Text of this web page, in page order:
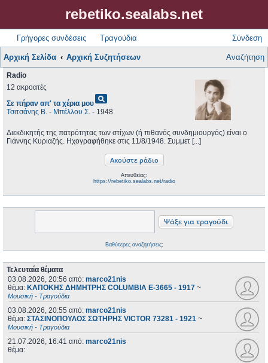
rebetiko.sealabs.net
Γρήγορες συνδέσεις Τραγούδια Σύνδεση
Αρχική Σελίδα Αρχική Συζητήσεων Αναζήτηση
Radio
12 ακροατές
Σε πήραν απ' τα χέρια μουpageview
Τσιτσάνης Β. - Μπέλλου Σ. - 1948
Διεκδικητής της πατρότητας των στίχων (ή πιθανός συνδημιουργός) είναι ο
Γιάννης Κυριαζής. Ηχογραφήθηκε στις 11/8/1948. Συμμετ [...]
Απευθείας:
https://rebetiko.sealabs.net/radio
Βαθύτερες αναζητήσεις;
Τελευταία θέματα
03.08.2026, 20:56 από: marco21nis
θέμα: ΚΑΠΟΚΗΣ ΔΗΜΗΤΡΗΣ COLUMBIA E-3665 - 1917 ~
Μουσική - Τραγούδια
03.08.2026, 20:55 από: marco21nis
θέμα: ΣΤΑΣΙΝΟΠΟΥΛΟΣ ΣΩΤΗΡΗΣ VICTOR 73281 - 1921 ~
Μουσική - Τραγούδια
21.07.2026, 16:41 από: marco21nis
θέμα: